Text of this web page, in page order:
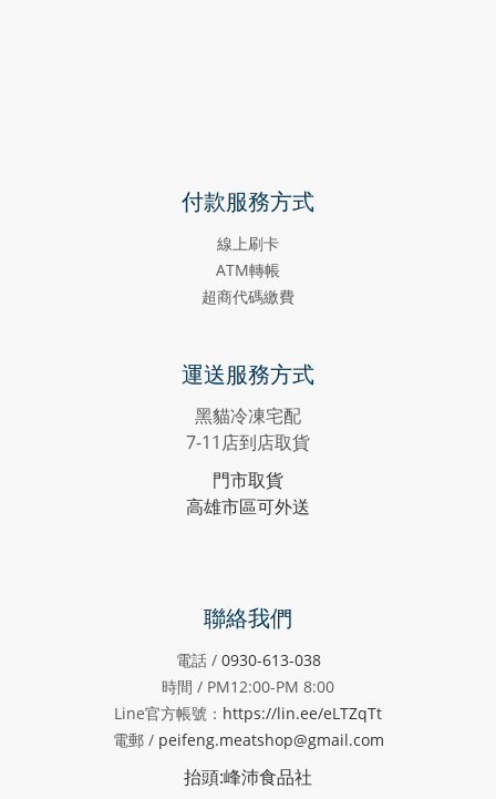
付款服務方式
線上刷卡
ATM轉帳
超商代碼繳費
運送服務方式
黑貓冷凍宅配
7-11店到店取貨
門市取貨
高雄市區可外送
聯絡我們
電話 / 0930-613-038
時間 / PM12:00-PM 8:00
Line官方帳號： https://lin.ee/eLTZqTt
電郵 / peifeng.meatshop@gmail.com
抬頭:峰沛食品社